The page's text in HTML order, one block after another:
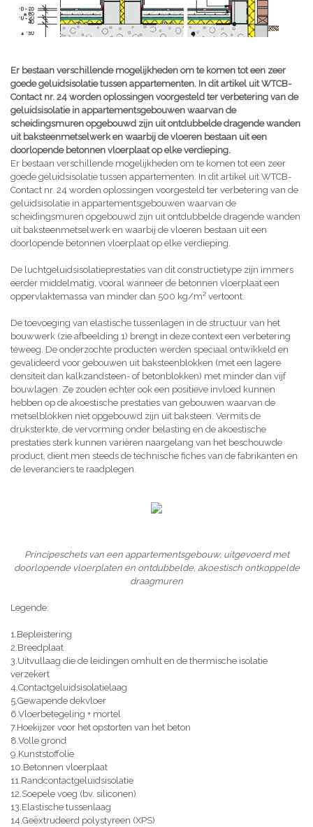
Er bestaan verschillende mogelijkheden om te komen tot een zeer
goede geluidsisolatie tussen appartementen. In dit artikel uit WTCB-
Contact nr. 24 worden oplossingen voorgesteld ter verbetering van de
geluidsisolatie in appartementsgebouwen waarvan de
scheidingsmuren opgebouwd zijn uit ontdubbelde dragende wanden
uit baksteenmetselwerk en waarbij de vloeren bestaan uit een
doorlopende betonnen vloerplaat op elke verdieping.
Er bestaan verschillende mogelijkheden om te komen tot een zeer
goede geluidsisolatie tussen appartementen. In dit artikel uit WTCB-
Contact nr. 24 worden oplossingen voorgesteld ter verbetering van de
geluidsisolatie in appartementsgebouwen waarvan de
scheidingsmuren opgebouwd zijn uit ontdubbelde dragende wanden
uit baksteenmetselwerk en waarbij de vloeren bestaan uit een
doorlopende betonnen vloerplaat op elke verdieping.
De luchtgeluidsisolatieprestaties van dit constructietype zijn immers
eerder middelmatig, vooral wanneer de betonnen vloerplaat een
oppervlaktemassa van minder dan 500 kg/m² vertoont.
De toevoeging van elastische tussenlagen in de structuur van het
bouwwerk (zie afbeelding 1) brengt in deze context een verbetering
teweeg. De onderzochte producten werden speciaal ontwikkeld en
gevalideerd voor gebouwen uit baksteenblokken (met een lagere
densiteit dan kalkzandsteen- of betonblokken) met minder dan vijf
bouwlagen. Ze zouden echter ook een positieve invloed kunnen
hebben op de akoestische prestaties van gebouwen waarvan de
metselblokken niet opgebouwd zijn uit baksteen. Vermits de
druksterkte, de vervorming onder belasting en de akoestische
prestaties sterk kunnen variëren naargelang van het beschouwde
product, dient men steeds de technische fiches van de fabrikanten en
de leveranciers te raadplegen.
Principeschets van een appartementsgebouw, uitgevoerd met
doorlopende vloerplaten en ontdubbelde, akoestisch ontkoppelde
draagmuren
Legende:
1.Bepleistering
2.Breedplaat
3.Uitvullaag die de leidingen omhult en de thermische isolatie
verzekert
4.Contactgeluidsisolatielaag
5.Gewapende dekvloer
6.Vloerbetegeling + mortel
7.Hoekijzer voor het opstorten van het beton
8.Volle grond
9.Kunststoffolie
10.Betonnen vloerplaat
11.Randcontactgeluidsisolatie
12.Soepele voeg (bv. siliconen)
13.Elastische tussenlaag
14.Geëxtrudeerd polystyreen (XPS)